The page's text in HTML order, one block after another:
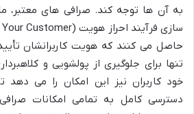
به آن ها توجه کند. صرافی های معتبر،
حاصل می کنند که هویت کاربرانشان
تنها برای جلوگیری از پولشویی و
خود کاربران نیز این امکان را می دهد
دسترسی کامل به تمامی امکانات